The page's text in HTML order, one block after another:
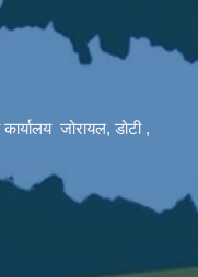
कार्यालय जोरायल, डोटी ,